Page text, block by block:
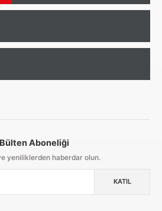
& Değişim Güvenli Alışveriş
Havale İle Alışveriş Kolay İade & Değişim
Aboneliği
yeniliklerden haberdar olun.
KATIL